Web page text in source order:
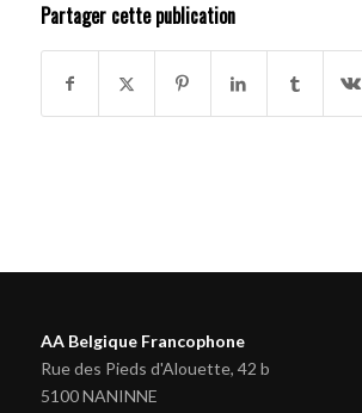
Partager cette publication
AA Belgique Francophone
Rue des Pieds d'Alouette, 42 b
5100 NANINNE